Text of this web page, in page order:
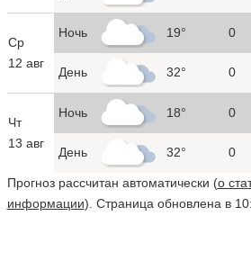
Ср
12 авг
Ночь 19° 0
День 32° 0
Чт
13 авг
Ночь 18° 0
День 32° 0
Прогноз рассчитан автоматически (о
информации). Страница обновлена в